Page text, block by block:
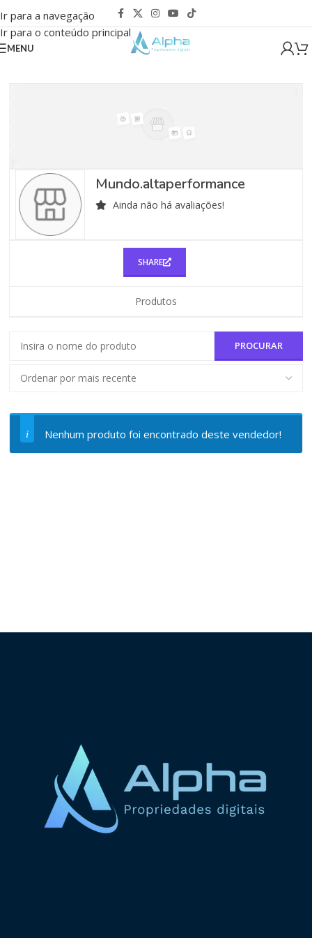
Ir para a navegação
Ir para o conteúdo principal
MENU
Mundo.altaperformance
Ainda não há avaliações!
SHARE
Produtos
Nenhum produto foi encontrado deste vendedor!